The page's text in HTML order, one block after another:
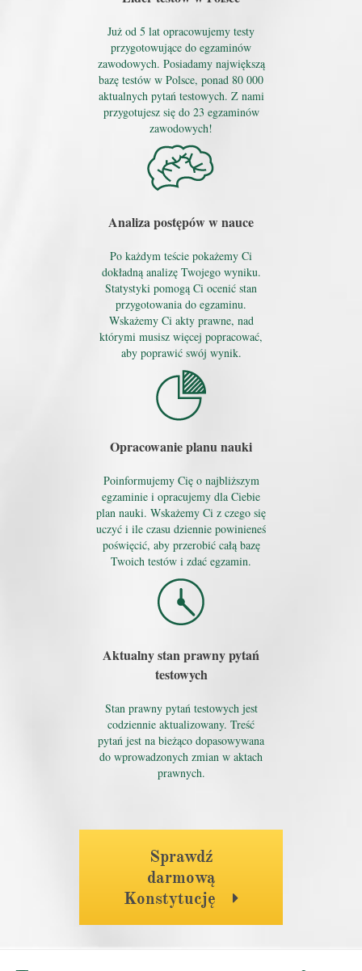
Już od 5 lat opracowujemy testy
przygotowujące do egzaminów
zawodowych. Posiadamy największą
bazę testów w Polsce, ponad 80 000
aktualnych pytań testowych. Z nami
przygotujesz się do 23 egzaminów
zawodowych!
Analiza postępów w nauce
Po każdym teście pokażemy Ci
dokładną analizę Twojego wyniku.
Statystyki pomogą Ci ocenić stan
przygotowania do egzaminu.
Wskażemy Ci akty prawne, nad
którymi musisz więcej popracować,
aby poprawić swój wynik.
Opracowanie planu nauki
Poinformujemy Cię o najbliższym
egzaminie i opracujemy dla Ciebie
plan nauki. Wskażemy Ci z czego się
uczyć i ile czasu dziennie powinieneś
poświęcić, aby przerobić całą bazę
Twoich testów i zdać egzamin.
Aktualny stan prawny pytań
testowych
Stan prawny pytań testowych jest
codziennie aktualizowany. Treść
pytań jest na bieżąco dopasowywana
do wprowadzonych zmian w aktach
prawnych.
Sprawdź
darmową
Konstytucję